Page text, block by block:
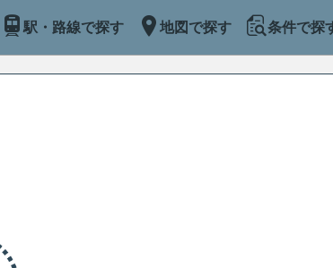
駅・路線で探す 地図で探す 条件で探